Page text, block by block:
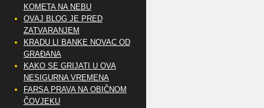
KOMETA NA NEBU
OVAJ BLOG JE PRED
ZATVARANJEM
KRADU LI BANKE NOVAC OD
GRAĐANA
KAKO SE GRIJATI U OVA
NESIGURNA VREMENA
FARSA PRAVA NA OBIČNOM
ČOVJEKU